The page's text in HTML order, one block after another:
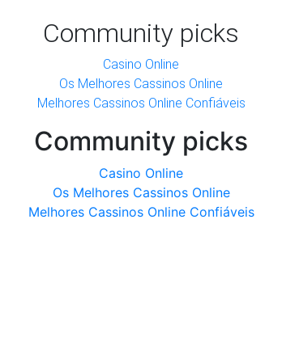
Community picks
Casino Online
Os Melhores Cassinos Online
Melhores Cassinos Online Confiáveis